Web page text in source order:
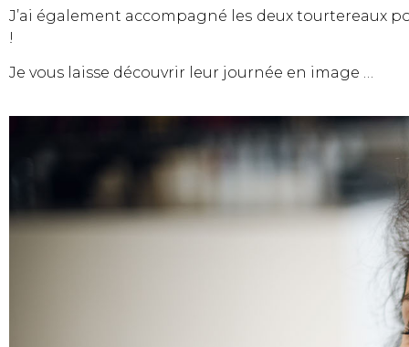
J’ai également accompagné les deux tourtereaux
!
Je vous laisse découvrir leur journée en image …